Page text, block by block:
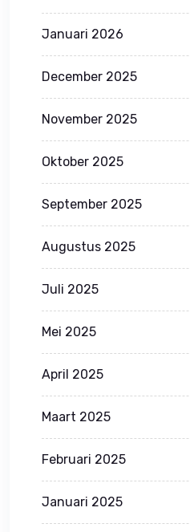
Januari 2026
December 2025
November 2025
Oktober 2025
September 2025
Augustus 2025
Juli 2025
Mei 2025
April 2025
Maart 2025
Februari 2025
Januari 2025